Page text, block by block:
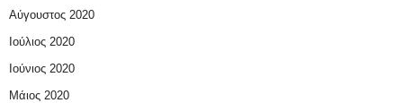
Αύγουστος 2020
Ιούλιος 2020
Ιούνιος 2020
Μάιος 2020